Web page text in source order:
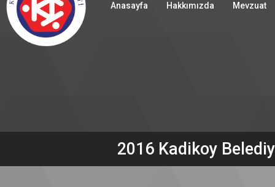
Anasayfa Hakkımızda Mevzuat
2016 Kadikoy